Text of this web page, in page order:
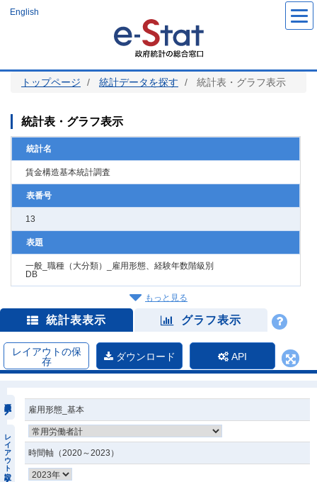
ツ
English
トップページ 統計データを探す 統計表・グラフ表示
統計表・グラフ表示
統計名
賃金構造基本統計調査
表番号
13
表題
一般_職種（大分類）_雇用形態、経験年数階級別
DB
もっと見る
統計表表示 グラフ表示
レイアウトの保
存
ダウンロード API
レイアウト設定
雇用形態_基本
時間軸（2020～2023）